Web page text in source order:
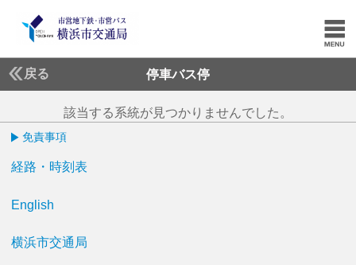
戻る 停車バス停
該当する系統が見つかりませんでした。
免責事項
経路・時刻表
English
横浜市交通局